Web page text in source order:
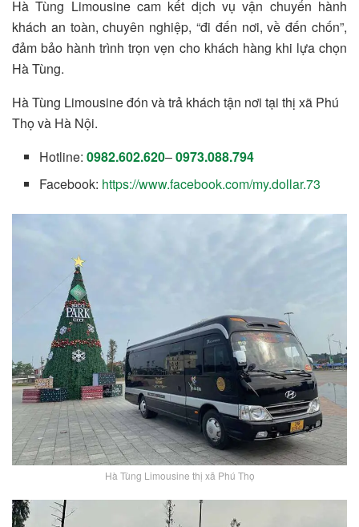
Hà Tùng Limousine cam kết dịch vụ vận chuyển hành
khách an toàn, chuyên nghiệp, “đi đến nơi, về đến chốn”,
đảm bảo hành trình trọn vẹn cho khách hàng khi lựa chọn
Hà Tùng.
Hà Tùng Limousine đón và trả khách tận nơi tại thị xã Phú
Thọ và Hà Nội.
Hotline:0982.602.620–0973.088.794
Facebook: https://www.facebook.com/my.dollar.73
Hà Tùng Limousine thị xã Phú Thọ